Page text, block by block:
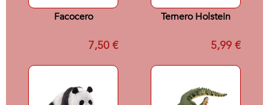
Facocero
7,50 €
Ternero Holstein
5,99 €